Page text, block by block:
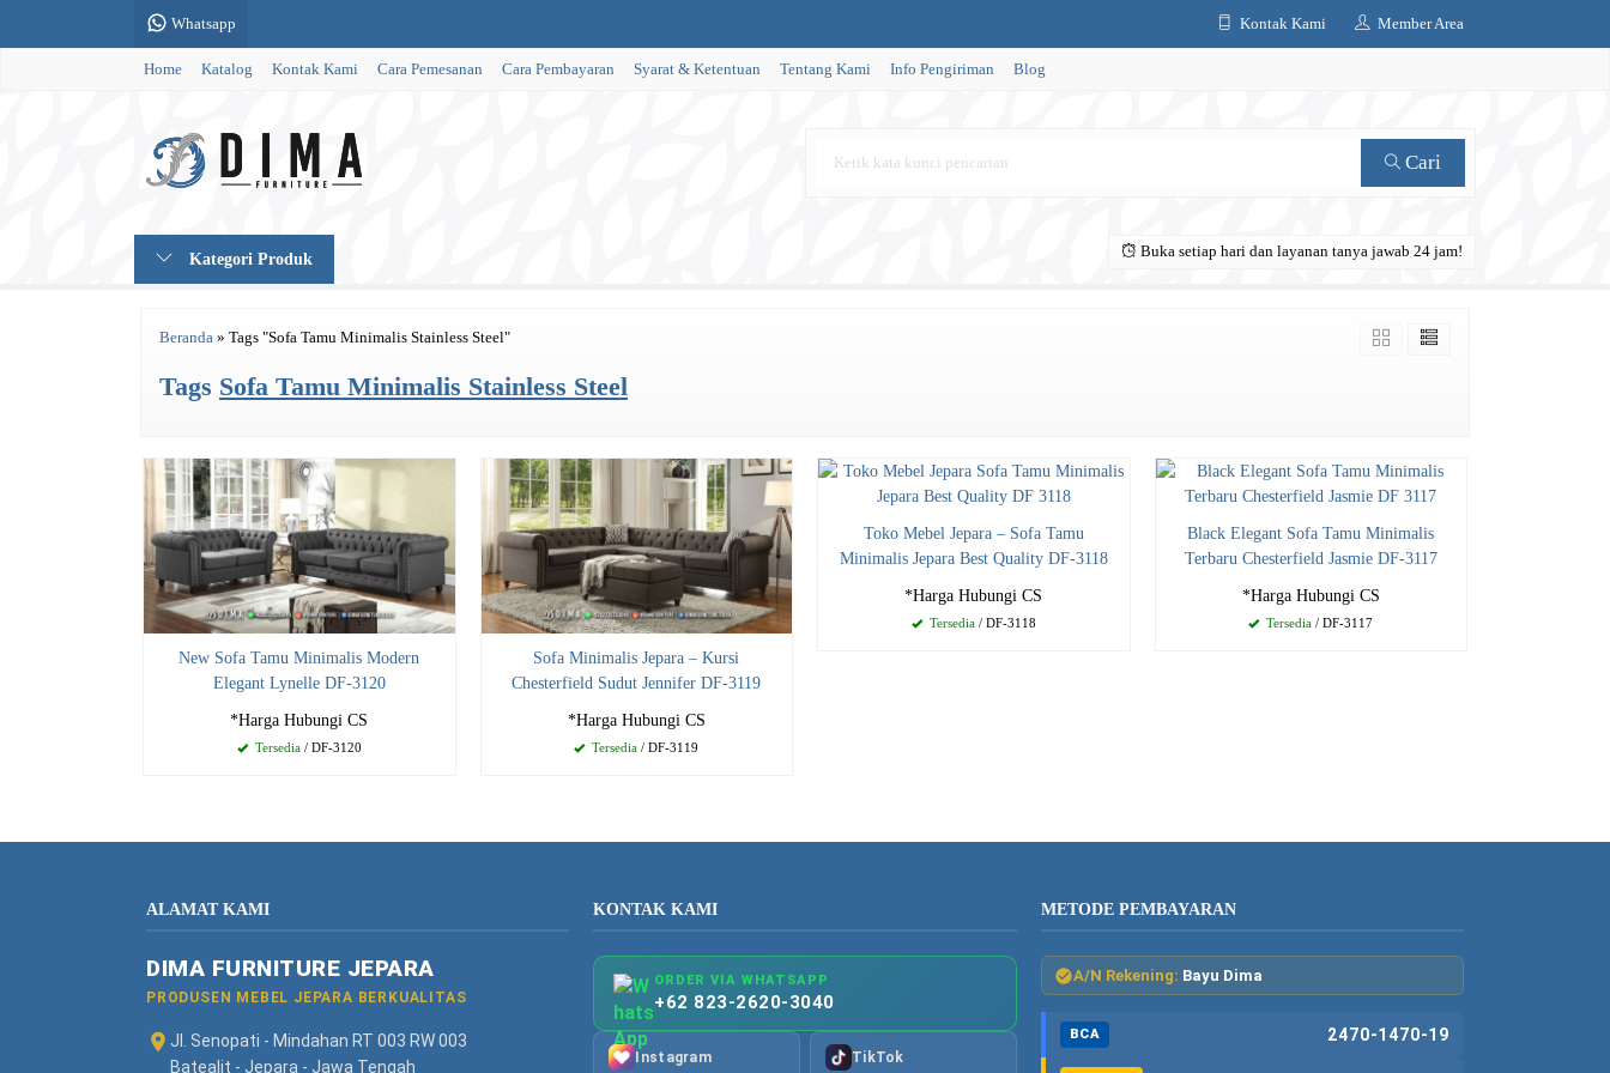
Whatsapp Kontak Kami Member Area
Home Katalog Kontak Kami Cara Pemesanan Cara Pembayaran Syarat & Ketentuan Tentang Kami Info Pengiriman Blog
Cari
Kategori Produk Buka setiap hari dan layanan tanya jawab 24 jam!
Beranda » Tags "Sofa Tamu Minimalis Stainless Steel"
Tags Sofa Tamu Minimalis Stainless Steel
New Sofa Tamu Minimalis Modern
Elegant Lynelle DF-3120
*Harga Hubungi CS
Tersedia/ DF-3120
Sofa Minimalis Jepara – Kursi
Chesterfield Sudut Jennifer DF-3119
*Harga Hubungi CS
Tersedia / DF-3119
Toko Mebel Jepara – Sofa Tamu
Minimalis Jepara Best Quality DF-3118
*Harga Hubungi CS
Tersedia/ DF-3118
Black Elegant Sofa Tamu Minimalis
Terbaru Chesterfield Jasmie DF-3117
*Harga Hubungi CS
Tersedia / DF-3117
ALAMAT KAMI
DIMA FURNITURE JEPARA
PRODUSEN MEBEL JEPARA BERKUALITAS
Jl. Senopati - Mindahan RT 003 RW 003
Batealit - Jepara - Jawa Tengah
KONTAK KAMI
ORDER VIA WHATSAPP
+62 823-2620-3040
Instagram TikTok
METODE PEMBAYARAN
A/N Rekening: Bayu Dima
BCA 2470-1470-19